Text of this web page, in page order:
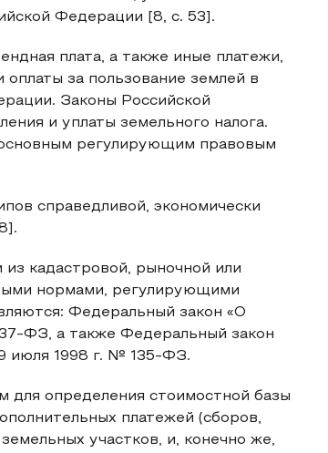
Федерации [8, c. 53].
плата, а также иные платежи,
за пользование землей в
Законы Российской
и уплаты земельного налога.
регулирующим правовым
справедливой, экономически
кадастровой, рыночной или
нормами, регулирующими
Федеральный закон «О
ФЗ, а также Федеральный закон
июля 1998 г. № 135-ФЗ.
для определения стоимостной базы
платежей (сборов,
участков, и, конечно же,